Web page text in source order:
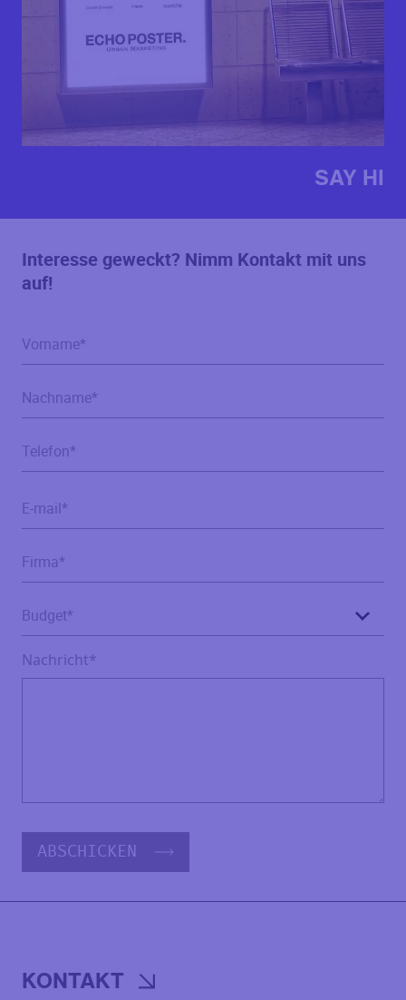
SAY HI
Interesse geweckt? Nimm Kontakt mit uns
auf!
Nachricht*
ABSCHICKEN
KONTAKT